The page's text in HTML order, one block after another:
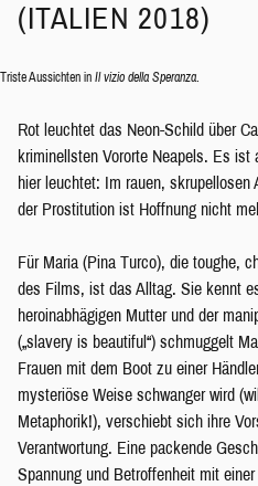
(ITALIEN 2018)
Triste Aussichten in Il vizio della Speranza.
Rot leuchtet das Neon-Schild über
kriminellsten Vororte Neapels. Es
hier leuchtet: Im rauen, skrupellosen
der Prostitution ist Hoffnung nicht
Für Maria (Pina Turco), die toughe,
des Films, ist das Alltag. Sie kennt
heroinabhägigen Mutter und der
(„slavery is beautiful“) schmuggelt
Frauen mit dem Boot zu einer
mysteriöse Weise schwanger wird
Metaphorik!), verschiebt sich ihre
Verantwortung. Eine packende
Spannung und Betroffenheit mit